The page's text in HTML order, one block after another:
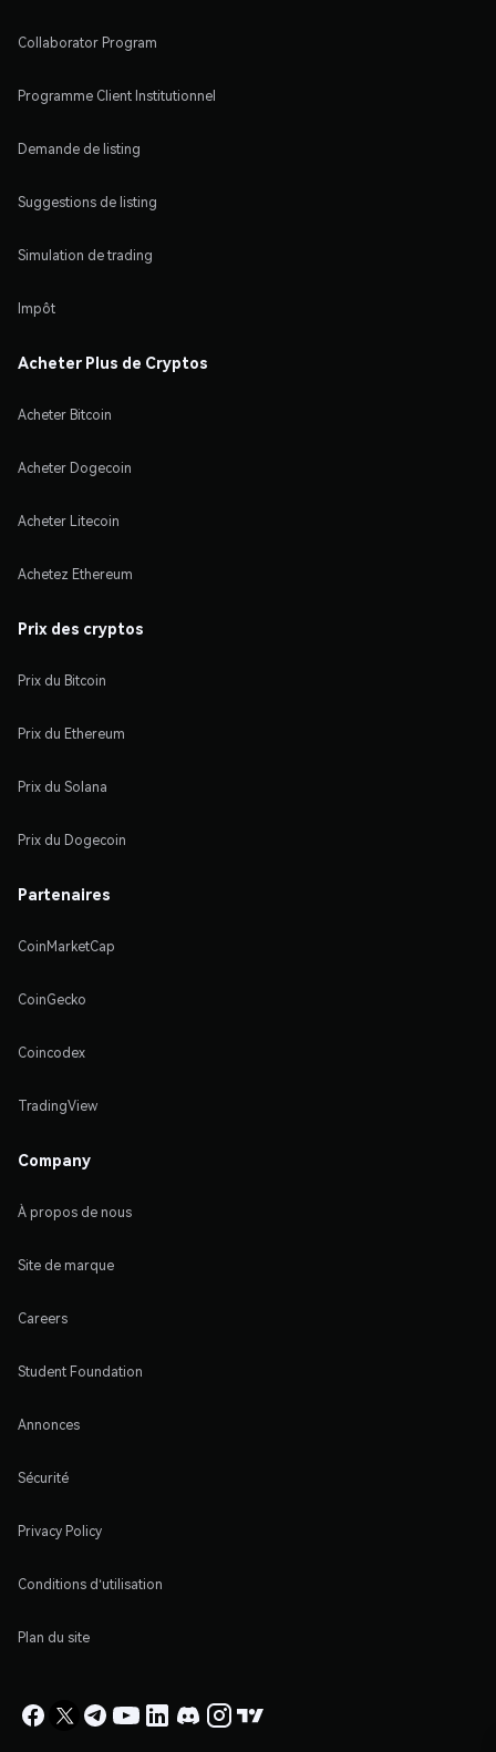
Collaborator Program
Programme Client Institutionnel
Demande de listing
Suggestions de listing
Simulation de trading
Impôt
Acheter Plus de Cryptos
Acheter Bitcoin
Acheter Dogecoin
Acheter Litecoin
Achetez Ethereum
Prix des cryptos
Prix du Bitcoin
Prix du Ethereum
Prix du Solana
Prix du Dogecoin
Partenaires
CoinMarketCap
CoinGecko
Coincodex
TradingView
Company
À propos de nous
Site de marque
Careers
Student Foundation
Annonces
Sécurité
Privacy Policy
Conditions d'utilisation
Plan du site